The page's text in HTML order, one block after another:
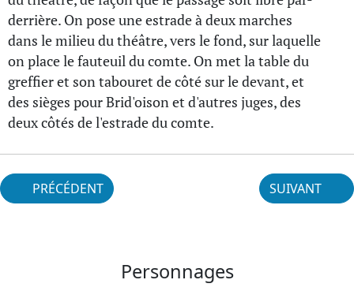
derrière. On pose une estrade à deux marches
dans le milieu du théâtre, vers le fond, sur laquelle
on place le fauteuil du comte. On met la table du
greffier et son tabouret de côté sur le devant, et
des sièges pour Brid'oison et d'autres juges, des
deux côtés de l'estrade du comte.
PRÉCÉDENT SUIVANT
Personnages